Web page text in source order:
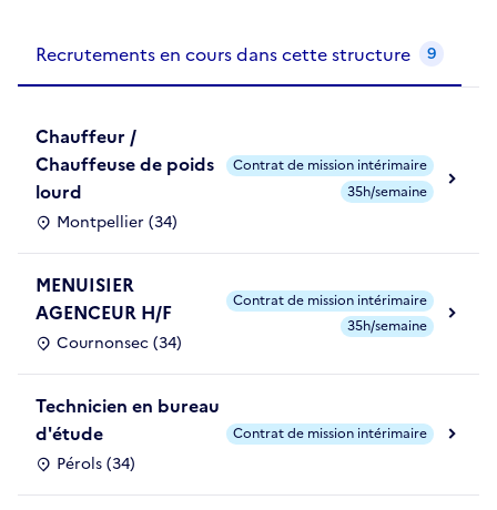
Recrutements en cours dans cette structure 9
Chauffeur /
Chauffeuse de poids
lourd
Montpellier (34)
Contrat de mission intérimaire
35h/semaine
MENUISIER
AGENCEUR H/F
Cournonsec (34)
Contrat de mission intérimaire
35h/semaine
Technicien en bureau
d'étude
Pérols (34)
Contrat de mission intérimaire